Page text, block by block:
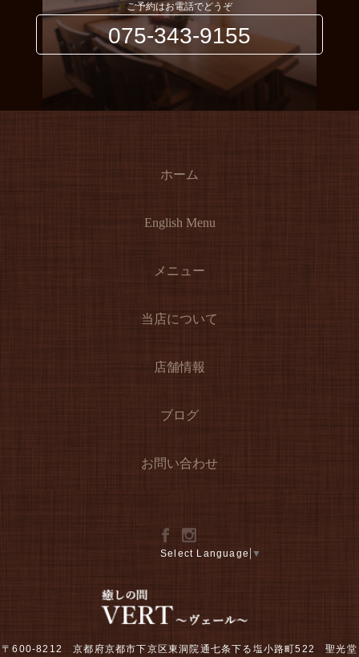
ご予約はお電話でどうぞ
075-343-9155
ホーム
English Menu
メニュー
当店について
店舗情報
ブログ
お問い合わせ
Select Language ▼
〒600-8212 京都府京都市下京区東洞院通七条下る塩小路町522 聖光堂